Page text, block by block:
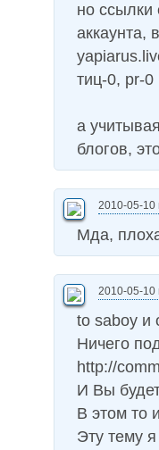
но ссылки
аккаунта,
тиц-0, pr-0
а
блогов,
2010-05-10
Мда,
2010-05-10
to saboy и
Ничего
http://
И Вы
В этом то
Эту тему